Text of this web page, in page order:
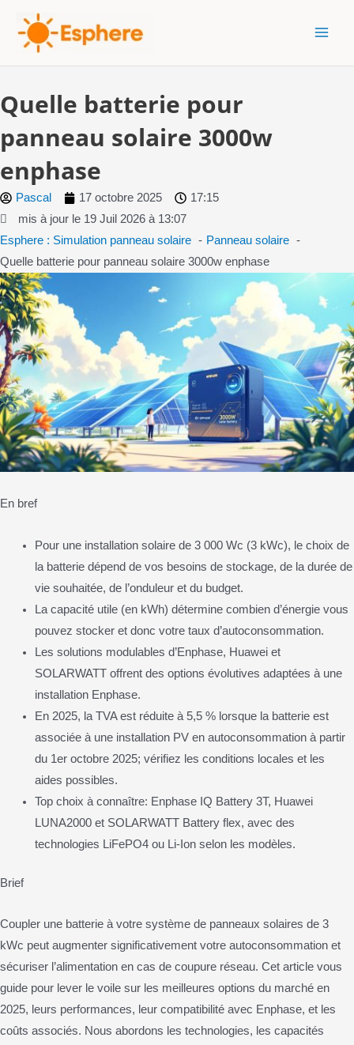
contenu
Quelle batterie pour
panneau solaire 3000w
enphase
Pascal 17 octobre 2025
17:15
mis à jour le 19 Juil 2026 à 13:07
Esphere : Simulation panneau solaire
Panneau solaire
Quelle batterie pour panneau solaire 3000w enphase
En bref
Pour une installation solaire de 3 000 Wc (3 kWc), le choix de
la batterie dépend de vos besoins de stockage, de la durée de
vie souhaitée, de l’onduleur et du budget.
La capacité utile (en kWh) détermine combien d’énergie vous
pouvez stocker et donc votre taux d’autoconsommation.
Les solutions modulables d’Enphase, Huawei et
SOLARWATT offrent des options évolutives adaptées à une
installation Enphase.
En 2025, la TVA est réduite à 5,5 % lorsque la batterie est
associée à une installation PV en autoconsommation à partir
du 1er octobre 2025; vérifiez les conditions locales et les
aides possibles.
Top choix à connaître: Enphase IQ Battery 3T, Huawei
LUNA2000 et SOLARWATT Battery flex, avec des
technologies LiFePO4 ou Li-Ion selon les modèles.
Brief
Coupler une batterie à votre système de panneaux solaires de 3
kWc peut augmenter significativement votre autoconsommation et
sécuriser l’alimentation en cas de coupure réseau. Cet article vous
guide pour lever le voile sur les meilleures options du marché en
2025, leurs performances, leur compatibilité avec Enphase, et les
coûts associés. Nous abordons les technologies, les capacités